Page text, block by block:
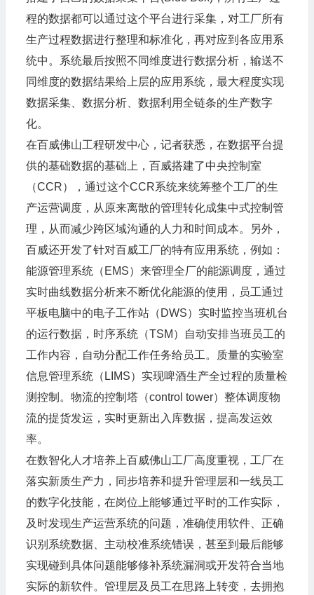
程的数据都可以通过这个平台进行采集，对工厂所有
生产过程数据进行整理和标准化，再对应到各应用系
统中。系统最后按照不同维度进行数据分析，输送不
同维度的数据结果给上层的应用系统，最大程度实现
数据采集、数据分析、数据利用全链条的生产数字
化。
在百威佛山工程研发中心，记者获悉，在数据平台提
供的基础数据的基础上，百威搭建了中央控制室
（CCR），通过这个CCR系统来统筹整个工厂的生
产运营调度，从原来离散的管理转化成集中式控制管
理，从而减少跨区域沟通的人力和时间成本。另外，
百威还开发了针对百威工厂的特有应用系统，例如：
能源管理系统（EMS）来管理全厂的能源调度，通过
实时曲线数据分析来不断优化能源的使用，员工通过
平板电脑中的电子工作站（DWS）实时监控当班机台
的运行数据，时序系统（TSM）自动安排当班员工的
工作内容，自动分配工作任务给员工。质量的实验室
信息管理系统（LIMS）实现啤酒生产全过程的质量检
测控制。物流的控制塔（control tower）整体调度物
流的提货发运，实时更新出入库数据，提高发运效
率。
在数智化人才培养上百威佛山工厂高度重视，工厂在
落实新质生产力，同步培养和提升管理层和一线员工
的数字化技能，在岗位上能够通过平时的工作实际，
及时发现生产运营系统的问题，准确使用软件、正确
识别系统数据、主动校准系统错误，甚至到最后能够
实现碰到具体问题能够修补系统漏洞或开发符合当地
实际的新软件。管理层及员工在思路上转变，去拥抱